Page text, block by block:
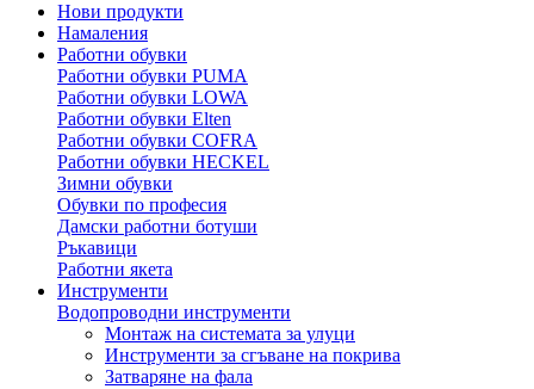
Нови продукти
Намаления
Работни обувки
Работни обувки PUMA
Работни обувки LOWA
Работни обувки Elten
Работни обувки COFRA
Работни обувки HECKEL
Зимни обувки
Обувки по професия
Дамски работни ботуши
Ръкавици
Работни якета
Инструменти
Водопроводни инструменти
Монтаж на системата за улуци
Инструменти за сгъване на покрива
Затваряне на фала